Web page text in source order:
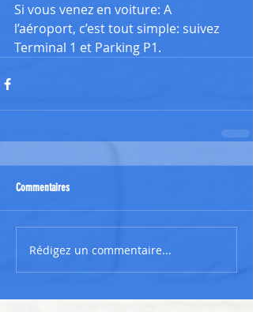
Si vous venez en voiture: A
l’aéroport, c’est tout simple: suivez
Terminal 1 et Parking P1.
Commentaires
Rédigez un commentaire...